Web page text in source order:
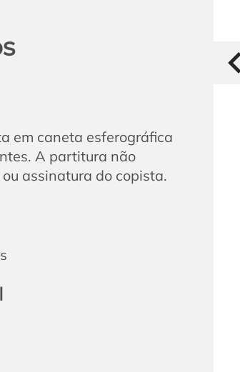
em caneta esferográfica
A partitura não
assinatura do copista.